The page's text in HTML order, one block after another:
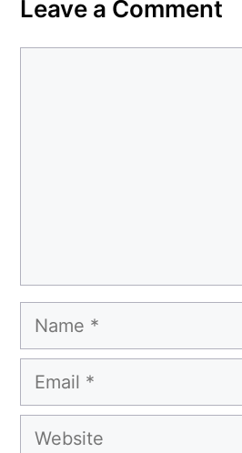
Leave a Comment
Name
Email
Website